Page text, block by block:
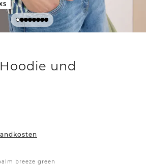
und
breeze green